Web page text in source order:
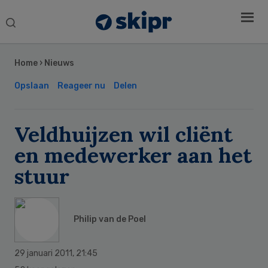
Search
Home › Nieuws
Opslaan Reageer nu Delen
Veldhuijzen wil cliënt
en medewerker aan het
stuur
Philip van de Poel
29 januari 2011, 21:45
Sidebar